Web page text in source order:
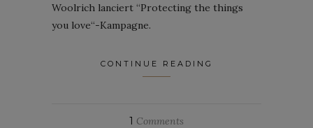
Woolrich lanciert “Protecting the things
you love“-Kampagne.
CONTINUE READING
1 Comments